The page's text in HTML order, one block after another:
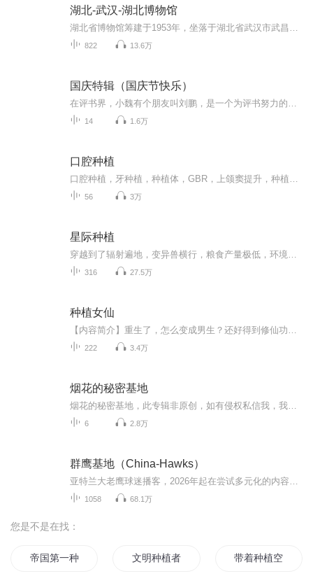
湖北-武汉-湖北博物馆
822 13.6万
国庆特辑（国庆节快乐）
14 1.6万
口腔种植
56 3万
星际种植
316 27.5万
种植女仙
222 3.4万
烟花的秘密基地
6 2.8万
群鹰基地（China-Hawks）
1058 68.1万
您是不是在找：
帝国第一种植大师 文明种植者 带着种植空间去